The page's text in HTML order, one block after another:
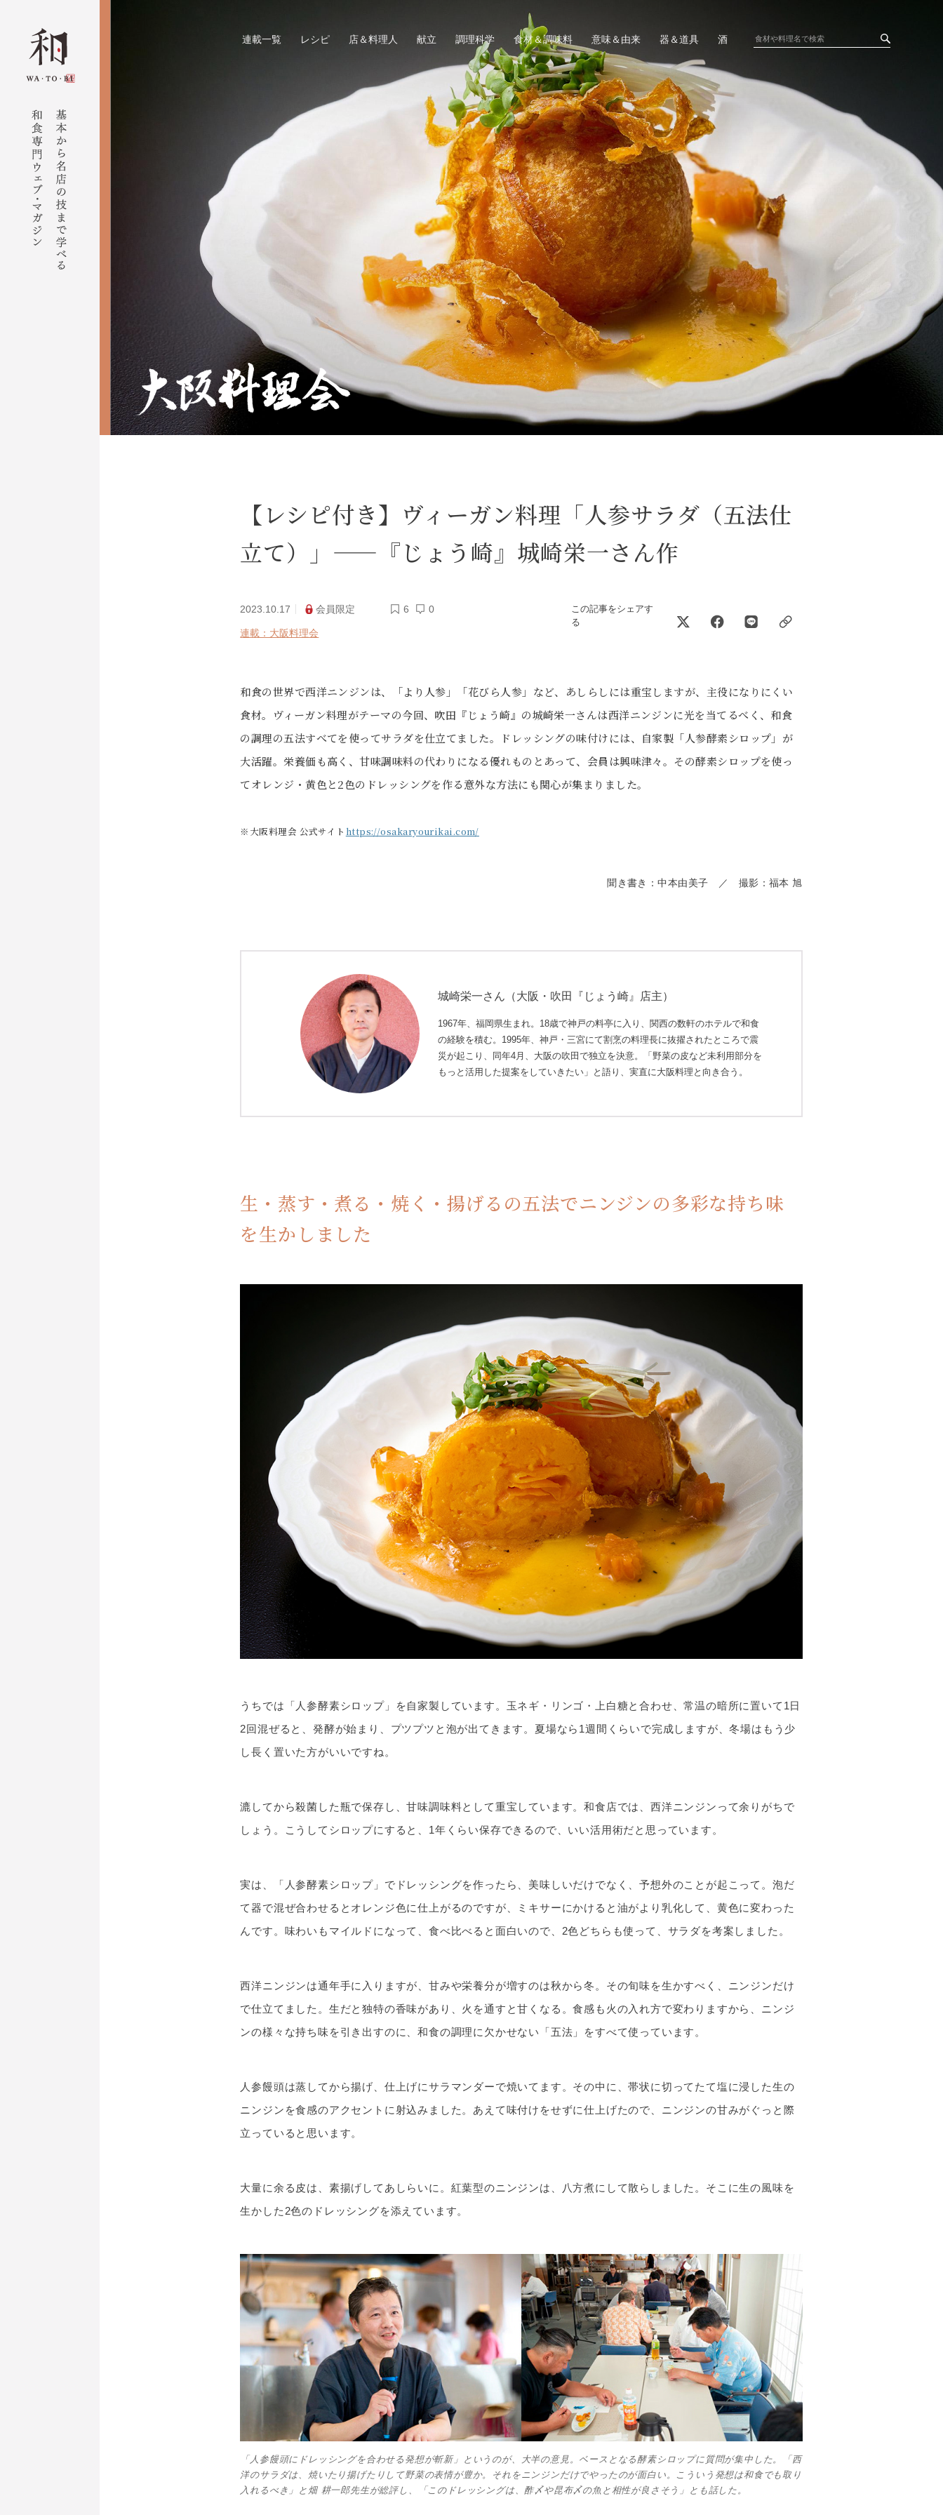
連載一覧 レシピ 店＆料理人 献立 調理科学 食材＆調味料 意味＆由来 器＆道具 酒
【レシピ付き】ヴィーガン料理「人参サラダ（五法仕
立て）」——『じょう崎』城崎栄一さん作
2023.10.17 会員限定 6 0
連載：大阪料理会
この記事をシェアす
る
和食の世界で西洋ニンジンは、「より人参」「花びら人参」など、あしらしには重宝しますが、主役になりにくい
食材。ヴィーガン料理がテーマの今回、吹田『じょう崎』の城崎栄一さんは西洋ニンジンに光を当てるべく、和食
の調理の五法すべてを使ってサラダを仕立てました。ドレッシングの味付けには、自家製「人参酵素シロップ」が
大活躍。栄養価も高く、甘味調味料の代わりになる優れものとあって、会員は興味津々。その酵素シロップを使っ
てオレンジ・黄色と2色のドレッシングを作る意外な方法にも関心が集まりました。
※大阪料理会 公式サイト https://osakaryourikai.com/
聞き書き：中本由美子 ／ 撮影：福本 旭
城崎栄一さん（大阪・吹田『じょう崎』店主）
1967年、福岡県生まれ。18歳で神戸の料亭に入り、関西の数軒のホテルで和食
の経験を積む。1995年、神戸・三宮にて割烹の料理長に抜擢されたところで震
災が起こり、同年4月、大阪の吹田で独立を決意。「野菜の皮など未利用部分を
もっと活用した提案をしていきたい」と語り、実直に大阪料理と向き合う。
生・蒸す・煮る・焼く・揚げるの五法でニンジンの多彩な持ち味
を生かしました
うちでは「人参酵素シロップ」を自家製しています。玉ネギ・リンゴ・上白糖と合わせ、常温の暗所に置いて1日
2回混ぜると、発酵が始まり、プツプツと泡が出てきます。夏場なら1週間くらいで完成しますが、冬場はもう少
し長く置いた方がいいですね。
漉してから殺菌した瓶で保存し、甘味調味料として重宝しています。和食店では、西洋ニンジンって余りがちで
しょう。こうしてシロップにすると、1年くらい保存できるので、いい活用術だと思っています。
実は、「人参酵素シロップ」でドレッシングを作ったら、美味しいだけでなく、予想外のことが起こって。泡だ
て器で混ぜ合わせるとオレンジ色に仕上がるのですが、ミキサーにかけると油がより乳化して、黄色に変わった
んです。味わいもマイルドになって、食べ比べると面白いので、2色どちらも使って、サラダを考案しました。
西洋ニンジンは通年手に入りますが、甘みや栄養分が増すのは秋から冬。その旬味を生かすべく、ニンジンだけ
で仕立てました。生だと独特の香味があり、火を通すと甘くなる。食感も火の入れ方で変わりますから、ニンジ
ンの様々な持ち味を引き出すのに、和食の調理に欠かせない「五法」をすべて使っています。
人参饅頭は蒸してから揚げ、仕上げにサラマンダーで焼いてます。その中に、帯状に切ってたて塩に浸した生の
ニンジンを食感のアクセントに射込みました。あえて味付けをせずに仕上げたので、ニンジンの甘みがぐっと際
立っていると思います。
大量に余る皮は、素揚げしてあしらいに。紅葉型のニンジンは、八方煮にして散らしました。そこに生の風味を
生かした2色のドレッシングを添えています。
「人参饅頭にドレッシングを合わせる発想が斬新」というのが、大半の意見。ベースとなる酵素シロップに質問が集中した。「西
洋のサラダは、焼いたり揚げたりして野菜の表情が豊か。それをニンジンだけでやったのが面白い。こういう発想は和食でも取り
入れるべき」と畑 耕一郎先生が総評し、「このドレッシングは、酢〆や昆布〆の魚と相性が良さそう」とも話した。